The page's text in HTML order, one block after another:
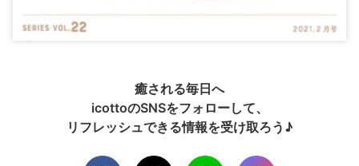
癒される毎日へ
icottoのSNSをフォローして、
リフレッシュできる情報を受け取ろう♪